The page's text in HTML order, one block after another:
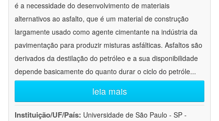
é a necessidade do desenvolvimento de materiais
alternativos ao asfalto, que é um material de construção
largamente usado como agente cimentante na indústria da
pavimentação para produzir misturas asfálticas. Asfaltos são
derivados da destilação do petróleo e a sua disponibilidade
depende basicamente do quanto durar o ciclo do petróle...
leia mais
Instituição/UF/País: Universidade de São Paulo - SP -